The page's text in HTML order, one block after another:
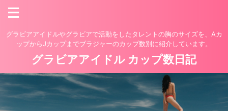
グラビアアイドルやグラビアで活動をしたタレントの胸のサイズを、Aカ
ップからJカップまでブラジャーのカップ数別に紹介しています。
グラビアアイドル カップ数日記